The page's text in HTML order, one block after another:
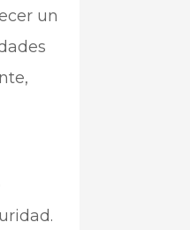
un